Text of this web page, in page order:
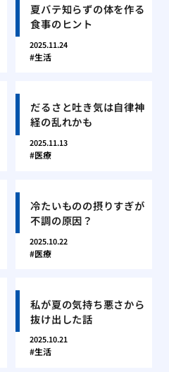
夏バテ知らずの体を作る
食事のヒント
2025.11.24
生活
だるさと吐き気は自律神
経の乱れかも
2025.11.13
医療
冷たいものの摂りすぎが
不調の原因？
2025.10.22
医療
私が夏の気持ち悪さから
抜け出した話
2025.10.21
生活